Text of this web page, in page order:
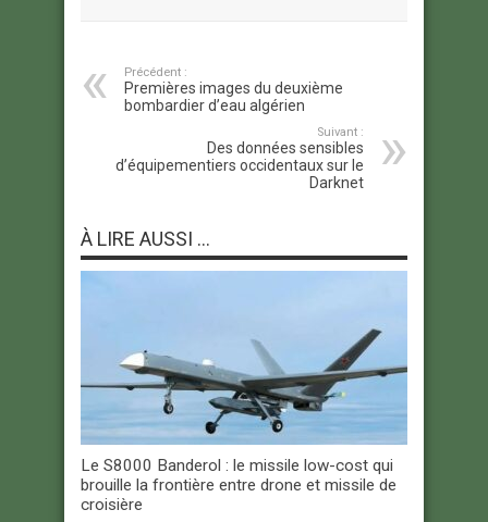
Précédent :
Premières images du deuxième
bombardier d’eau algérien
Suivant :
Des données sensibles
d’équipementiers occidentaux sur le
Darknet
À LIRE AUSSI ...
Le S8000 Banderol : le missile low-cost qui
brouille la frontière entre drone et missile de
croisière